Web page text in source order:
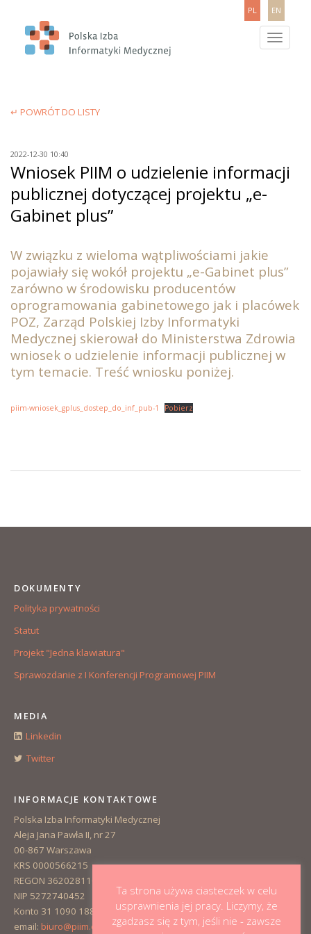
PL EN
Toggle
↵ POWRÓT DO LISTY
2022-12-30 10:40
Wniosek PIIM o udzielenie informacji
publicznej dotyczącej projektu „e-
Gabinet plus”
W związku z wieloma wątpliwościami jakie
pojawiały się wokół projektu „e-Gabinet plus”
zarówno w środowisku producentów
oprogramowania gabinetowego jak i placówek
POZ, Zarząd Polskiej Izby Informatyki
Medycznej skierował do Ministerstwa Zdrowia
wniosek o udzielenie informacji publicznej w
tym temacie. Treść wniosku poniżej.
piim-wniosek_gplus_dostep_do_inf_pub-1 Pobierz
DOKUMENTY
Polityka prywatności
Statut
Projekt "Jedna klawiatura"
Sprawozdanie z I Konferencji Programowej PIIM
MEDIA
Linkedin
Twitter
INFORMACJE KONTAKTOWE
Polska Izba Informatyki Medycznej
Aleja Jana Pawła II, nr 27
00-867 Warszawa
KRS 0000566215
REGON 362028110
NIP 5272740452
Konto 31 1090 1883 0000 0001 3223 1381
email: biuro@piim.org.pl
Ta strona używa ciasteczek w celu
usprawnienia jej pracy. Liczymy, że
zgadzasz się z tym, jeśli nie - zawsze